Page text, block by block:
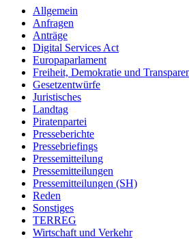
Allgemein
Anfragen
Anträge
Digital Services Act
Europaparlament
Freiheit, Demokratie und
Gesetzentwürfe
Juristisches
Landtag
Piratenpartei
Presseberichte
Pressebriefings
Pressemitteilung
Pressemitteilungen
Pressemitteilungen (SH)
Reden
Sonstiges
TERREG
Wirtschaft und Verkehr